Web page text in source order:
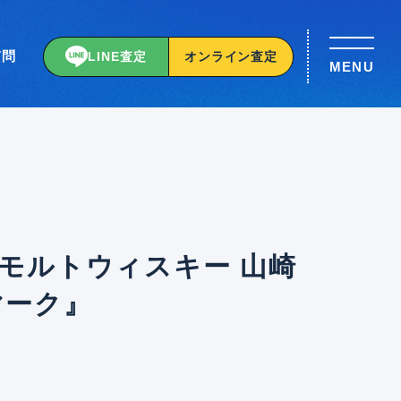
LINE査定 オンライン査定
MENU
ルトウィスキー 山崎
ク』